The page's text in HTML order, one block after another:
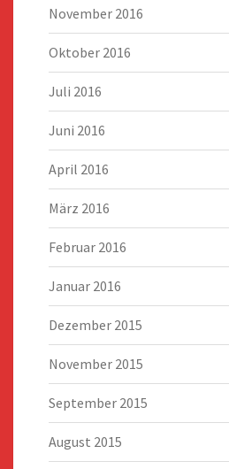
November 2016
Oktober 2016
Juli 2016
Juni 2016
April 2016
März 2016
Februar 2016
Januar 2016
Dezember 2015
November 2015
September 2015
August 2015